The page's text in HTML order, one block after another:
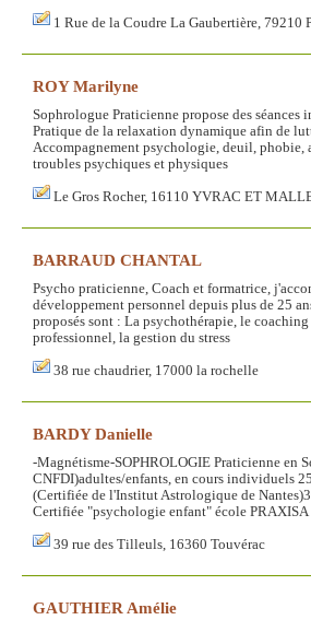
1 Rue de la Coudre La Gaubertière, 79210
ROY Marilyne
Sophrologue Praticienne propose des
Pratique de la relaxation dynamique afin de
Accompagnement psychologie, deuil, phobie,
troubles psychiques et physiques
Le Gros Rocher, 16110 YVRAC ET
BARRAUD CHANTAL
Psycho praticienne, Coach et formatrice,
développement personnel depuis plus de 25
proposés sont : La psychothérapie, le
professionnel, la gestion du stress
38 rue chaudrier, 17000 la rochelle
BARDY Danielle
-Magnétisme-SOPHROLOGIE Praticienne en
CNFDI)adultes/enfants, en cours individuels
(Certifiée de l'Institut Astrologique de
Certifiée "psychologie enfant" école PRAXISA
39 rue des Tilleuls, 16360 Touvérac
GAUTHIER Amélie